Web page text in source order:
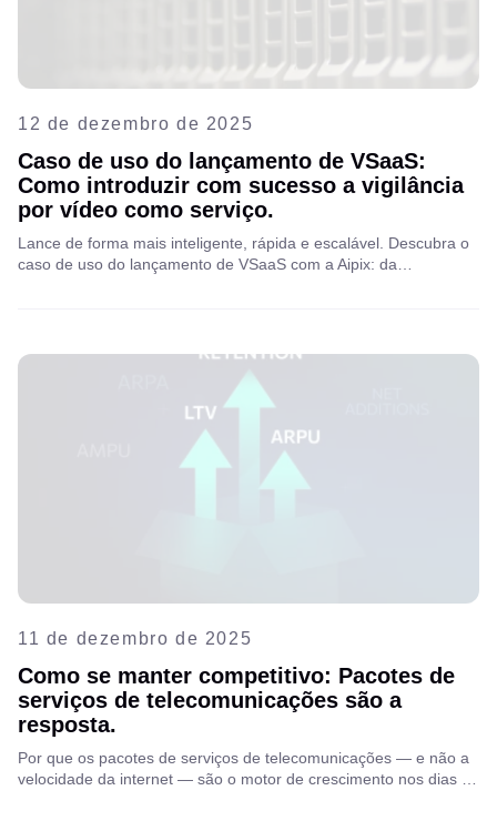
12 de dezembro de 2025
Caso de uso do lançamento de VSaaS:
Como introduzir com sucesso a vigilância
por vídeo como serviço.
Lance de forma mais inteligente, rápida e escalável. Descubra o
caso de uso do lançamento de VSaaS com a Aipix: da
11 de dezembro de 2025
Como se manter competitivo: Pacotes de
serviços de telecomunicações são a
resposta.
Por que os pacotes de serviços de telecomunicações — e não a
velocidade da internet — são o motor de crescimento nos dias de